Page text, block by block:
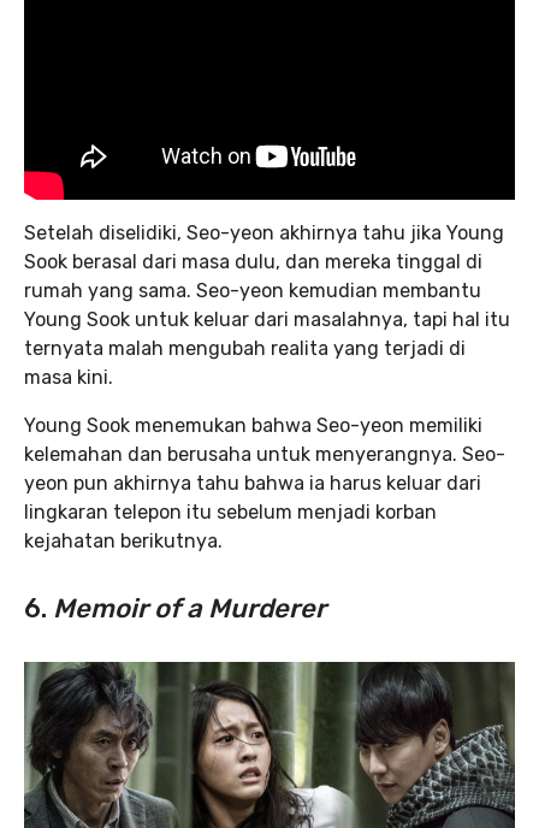
Setelah diselidiki, Seo-yeon akhirnya tahu jika Young
Sook berasal dari masa dulu, dan mereka tinggal di
rumah yang sama. Seo-yeon kemudian membantu
Young Sook untuk keluar dari masalahnya, tapi hal itu
ternyata malah mengubah realita yang terjadi di
masa kini.
Young Sook menemukan bahwa Seo-yeon memiliki
kelemahan dan berusaha untuk menyerangnya. Seo-
yeon pun akhirnya tahu bahwa ia harus keluar dari
lingkaran telepon itu sebelum menjadi korban
kejahatan berikutnya.
6. Memoir of a Murderer